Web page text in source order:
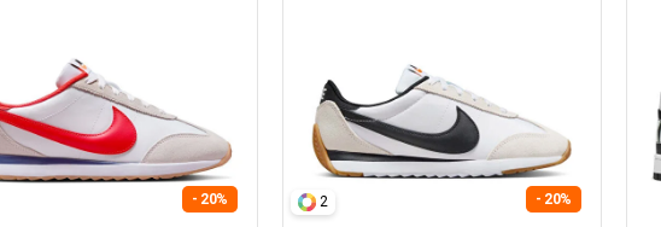
- 20% 2 - 20%